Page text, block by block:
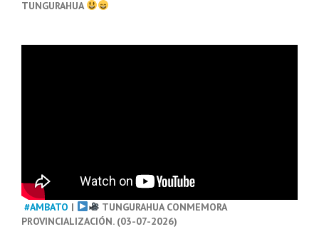
TUNGURAHUA
#AMBATO |
TUNGURAHUA CONMEMORA
PROVINCIALIZACIÓN. (03-07-2026)